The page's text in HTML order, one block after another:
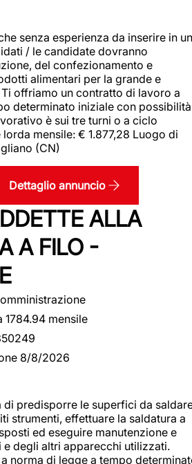
senza esperienza da inserire in un
/ le candidate dovranno
del confezionamento e
alimentari per la grande e
offriamo un contratto di lavoro a
determinato iniziale con possibilità
è sui tre turni o a ciclo
mensile: € 1.877,28 Luogo di
(CN)
Dettaglio annuncio
ALLA
A FILO -
1784.94 mensile
8/8/2026
di predisporre le superfici da
strumenti, effettuare la saldatura a
ed eseguire manutenzione e
degli altri apparecchi utilizzati.
norma di legge a tempo